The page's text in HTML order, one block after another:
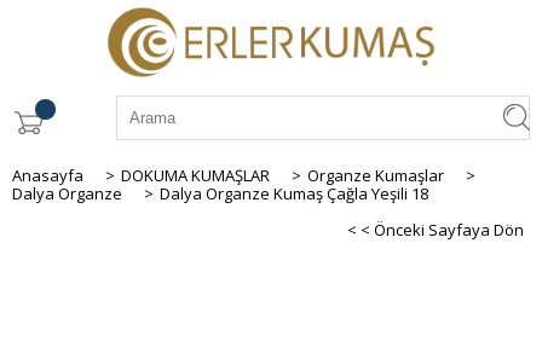
Anasayfa > DOKUMA KUMAŞLAR > Organze Kumaşlar
>
Dalya Organze
> Dalya Organze Kumaş Çağla Yeşili 18
< < Önceki Sayfaya Dön